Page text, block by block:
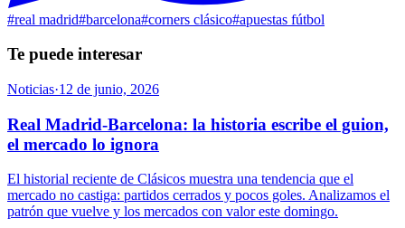
#real madrid#barcelona#corners clásico#apuestas fútbol
Te puede interesar
Noticias·12 de junio, 2026
Real Madrid-Barcelona: la historia escribe el guion,
el mercado lo ignora
El historial reciente de Clásicos muestra una tendencia que el
mercado no castiga: partidos cerrados y pocos goles. Analizamos el
patrón que vuelve y los mercados con valor este domingo.